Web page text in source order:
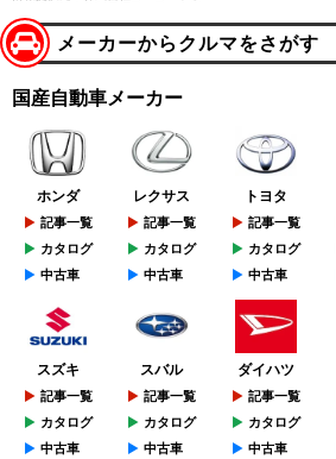
メーカーからクルマをさがす
国産自動車メーカー
ホンダ
記事一覧
カタログ
中古車
レクサス
記事一覧
カタログ
中古車
トヨタ
記事一覧
カタログ
中古車
スズキ
記事一覧
カタログ
中古車
スバル
記事一覧
カタログ
中古車
ダイハツ
記事一覧
カタログ
中古車